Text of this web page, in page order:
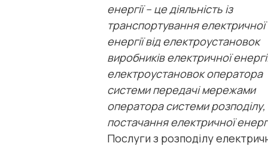
енергії – це діяльність із
транспортування електричної
енергії від електроустановок
виробників електричної
електроустановок оператора
системи передачі мережами
оператора системи розподілу,
постачання електричної
Послуги з розподілу